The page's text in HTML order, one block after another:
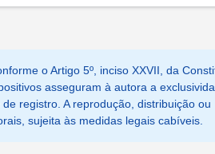
o Artigo 5º, inciso XXVII, da
asseguram à autora a
registro. A reprodução, distribuição ou
sujeita às medidas legais cabíveis.